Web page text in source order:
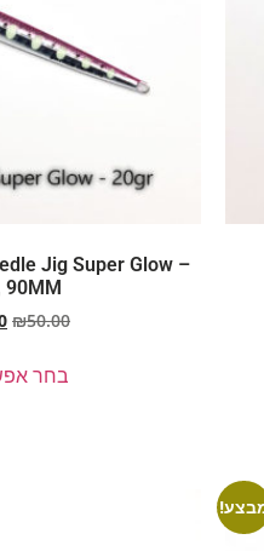
Jig Super Glow –
90MM
₪50.00
בחר